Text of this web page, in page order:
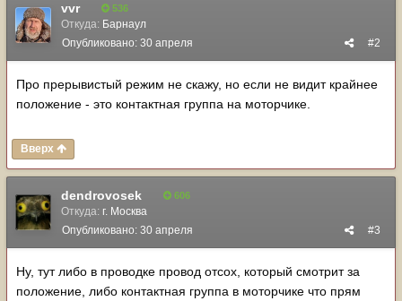
vvr 536
Откуда: Барнаул
#2
Опубликовано: 30 апреля
Про прерывистый режим не скажу, но если не видит крайнее
положение - это контактная группа на моторчике.
Вверх
dendrovosek 606
Откуда: г. Москва
#3
Опубликовано: 30 апреля
Ну, тут либо в проводке провод отсох, который смотрит за
положение, либо контактная группа в моторчике что прям